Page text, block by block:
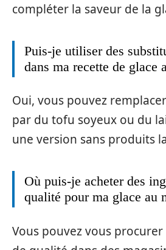
compléter la saveur de la
Puis-je utiliser des
dans ma recette de glace
Oui, vous pouvez
par du tofu soyeux ou du
une version sans produits
Où puis-je acheter des
qualité pour ma glace au
Vous pouvez vous